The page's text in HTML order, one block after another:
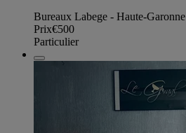
Bureaux Labege - Haute-Garonne
Prix€500
Particulier